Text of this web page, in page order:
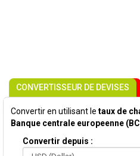
CONVERTISSEUR DE DEVISES
Convertir en utilisant le taux de
Banque centrale europeenne
Convertir depuis :